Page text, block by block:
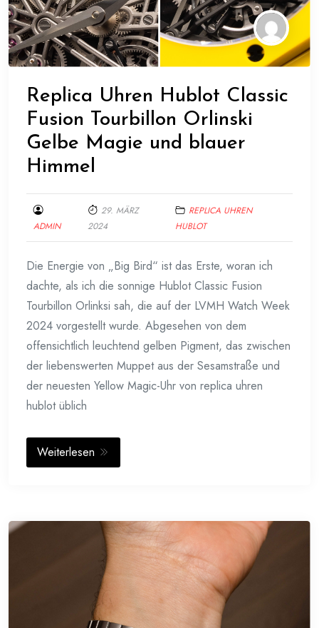
Replica Uhren Hublot Classic
Fusion Tourbillon Orlinski
Gelbe Magie und blauer
Himmel
ADMIN
29. MÄRZ
2024
REPLICA UHREN
HUBLOT
Die Energie von „Big Bird“ ist das Erste, woran ich
dachte, als ich die sonnige Hublot Classic Fusion
Tourbillon Orlinksi sah, die auf der LVMH Watch Week
2024 vorgestellt wurde. Abgesehen von dem
offensichtlich leuchtend gelben Pigment, das zwischen
der liebenswerten Muppet aus der Sesamstraße und
der neuesten Yellow Magic-Uhr von replica uhren
hublot üblich
Weiterlesen